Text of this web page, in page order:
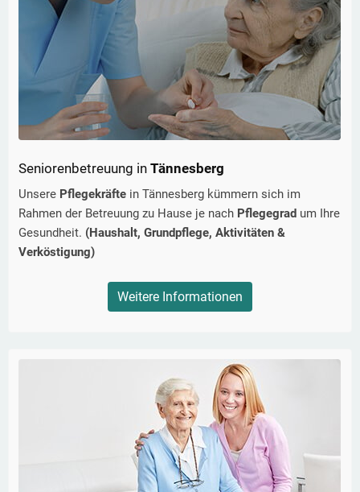
Seniorenbetreuung in Tännesberg
Unsere Pflegekräfte in Tännesberg kümmern sich im
Rahmen der Betreuung zu Hause je nach Pflegegrad um Ihre
Gesundheit. (Haushalt, Grundpflege, Aktivitäten &
Verköstigung)
Weitere Informationen